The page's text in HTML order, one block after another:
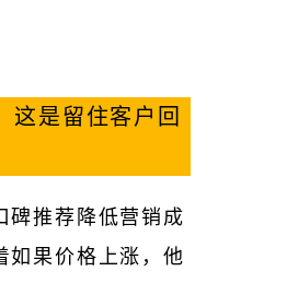
这是留住客户回
碑推荐降低营销成
如果价格上涨，他